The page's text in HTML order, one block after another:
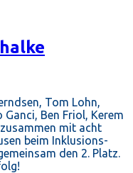
Tom Lohn,
Ben Friol, Kerem
mit acht
beim Inklusions-
den 2. Platz.